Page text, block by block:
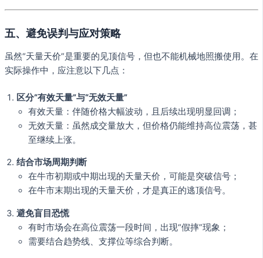
五、避免误判与应对策略
虽然“天量天价”是重要的见顶信号，但也不能机械地照搬使用。在
实际操作中，应注意以下几点：
区分“有效天量”与“无效天量”
有效天量：伴随价格大幅波动，且后续出现明显回调；
无效天量：虽然成交量放大，但价格仍能维持高位震荡，甚
至继续上涨。
结合市场周期判断
在牛市初期或中期出现的天量天价，可能是突破信号；
在牛市末期出现的天量天价，才是真正的逃顶信号。
避免盲目恐慌
有时市场会在高位震荡一段时间，出现“假摔”现象；
需要结合趋势线、支撑位等综合判断。